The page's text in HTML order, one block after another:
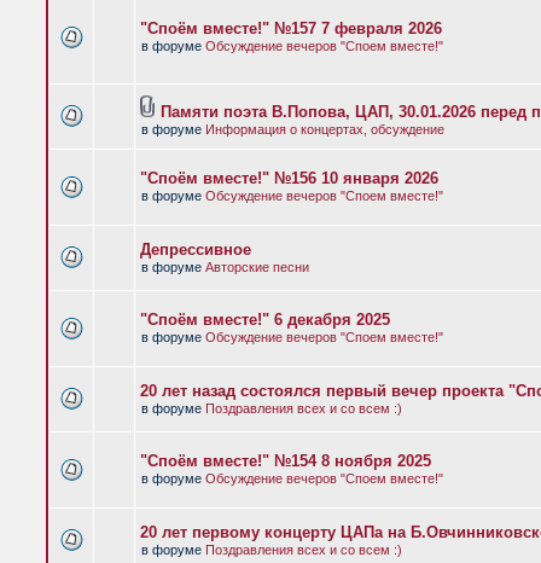
"Споём вместе!" №157 7 февраля 2026
в форуме Обсуждение вечеров "Споем вместе!"
Памяти поэта В.Попова, ЦАП, 30.01.2026 перед
в форуме Информация о концертах, обсуждение
"Споём вместе!" №156 10 января 2026
в форуме Обсуждение вечеров "Споем вместе!"
Депрессивное
в форуме Авторские песни
"Споём вместе!" 6 декабря 2025
в форуме Обсуждение вечеров "Споем вместе!"
20 лет назад состоялся первый вечер проекта
в форуме Поздравления всех и со всем :)
"Споём вместе!" №154 8 ноября 2025
в форуме Обсуждение вечеров "Споем вместе!"
20 лет первому концерту ЦАПа на
в форуме Поздравления всех и со всем :)